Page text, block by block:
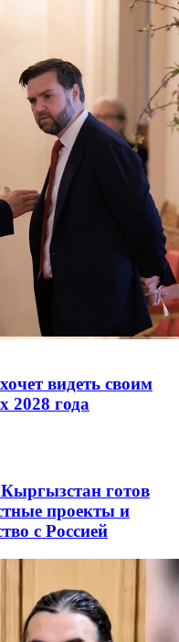
видеть своим
2028 года
готов
проекты и
с Россией